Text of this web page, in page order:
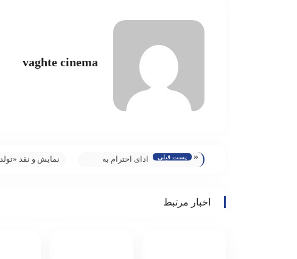
vaghte cinema
« پست قبلی
ادای احترام به
نمایش و نقد «تولد
اخبار مرتبط